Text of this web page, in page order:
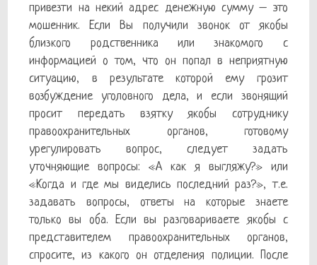
привезти на некий адрес денежную сумму – это
мошенник. Если Вы получили звонок от якобы
близкого родственника или знакомого с
информацией о том, что он попал в неприятную
ситуацию, в результате которой ему грозит
возбуждение уголовного дела, и если звонящий
просит передать взятку якобы сотруднику
правоохранительных органов, готовому
урегулировать вопрос, следует задать
уточняющие вопросы: «А как я выгляжу?» или
«Когда и где мы виделись последний раз?», т.е.
задавать вопросы, ответы на которые знаете
только вы оба. Если вы разговариваете якобы с
представителем правоохранительных органов,
спросите, из какого он отделения полиции. После